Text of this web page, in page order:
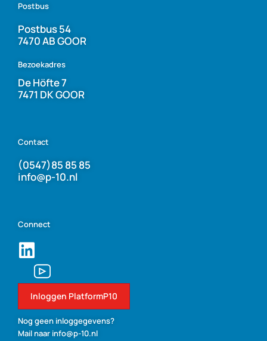
Postbus
Postbus 54
7470 AB GOOR
Bezoekadres
De Höfte 7
7471 DK GOOR
Contact
(0547)85 85 85
info@p-10.nl
Connect
Inloggen PlatformP10
Nog geen inloggegevens?
Mail naar info@p-10.nl